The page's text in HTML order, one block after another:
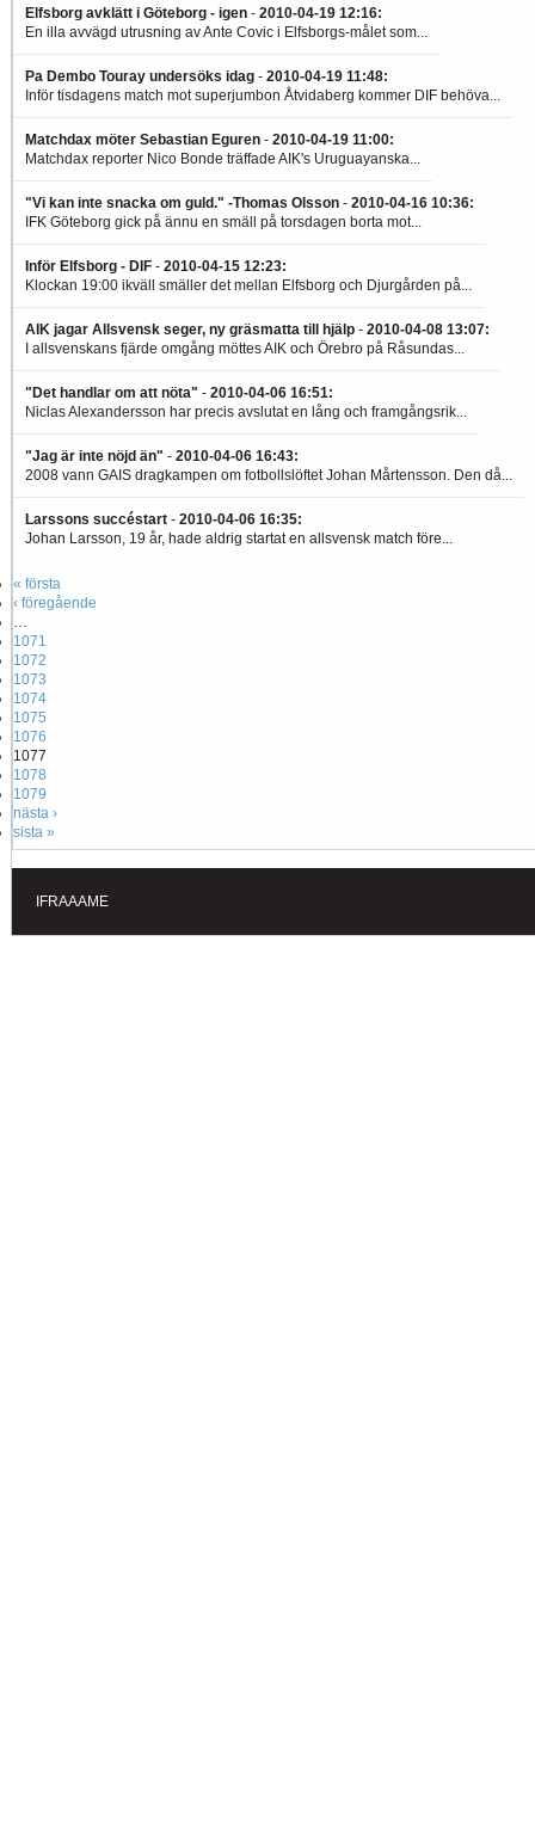
Elfsborg avklätt i Göteborg - igen - 2010-04-19 12:16:
En illa avvägd utrusning av Ante Covic i Elfsborgs-målet som...
Pa Dembo Touray undersöks idag - 2010-04-19 11:48:
Inför tisdagens match mot superjumbon Åtvidaberg kommer DIF behöva...
Matchdax möter Sebastian Eguren - 2010-04-19 11:00:
Matchdax reporter Nico Bonde träffade AIK's Uruguayanska...
"Vi kan inte snacka om guld." -Thomas Olsson - 2010-04-16 10:36:
IFK Göteborg gick på ännu en smäll på torsdagen borta mot...
Inför Elfsborg - DIF - 2010-04-15 12:23:
Klockan 19:00 ikväll smäller det mellan Elfsborg och Djurgården på...
AIK jagar Allsvensk seger, ny gräsmatta till hjälp - 2010-04-08 13:07:
I allsvenskans fjärde omgång möttes AIK och Örebro på Råsundas...
"Det handlar om att nöta" - 2010-04-06 16:51:
Niclas Alexandersson har precis avslutat en lång och framgångsrik...
"Jag är inte nöjd än" - 2010-04-06 16:43:
2008 vann GAIS dragkampen om fotbollslöftet Johan Mårtensson. Den då...
Larssons succéstart - 2010-04-06 16:35:
Johan Larsson, 19 år, hade aldrig startat en allsvensk match före...
« första
‹ föregående
1071
1072
1073
1074
1075
1076
1077
1078
1079
nästa ›
sista »
IFRAAAME